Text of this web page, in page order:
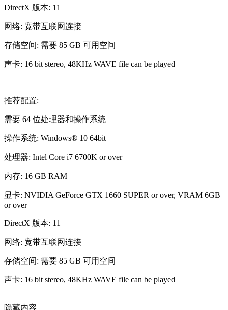
DirectX 版本: 11
网络: 宽带互联网连接
存储空间: 需要 85 GB 可用空间
声卡: 16 bit stereo, 48KHz WAVE file can be played
推荐配置:
需要 64 位处理器和操作系统
操作系统: Windows® 10 64bit
处理器: Intel Core i7 6700K or over
内存: 16 GB RAM
显卡: NVIDIA GeForce GTX 1660 SUPER or over, VRAM 6GB
or over
DirectX 版本: 11
网络: 宽带互联网连接
存储空间: 需要 85 GB 可用空间
声卡: 16 bit stereo, 48KHz WAVE file can be played
隐藏内容